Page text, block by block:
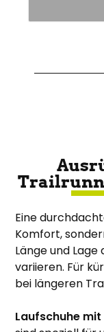
Eine
Komfort,
Länge und
variieren. Für
bei längeren
Laufschuhe